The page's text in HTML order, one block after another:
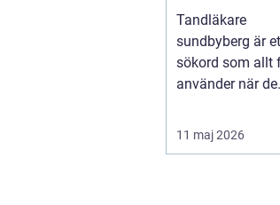
Tandläkare
sundbyberg är
sökord som allt
använder när de
tillgänglig ...
11 maj 2026